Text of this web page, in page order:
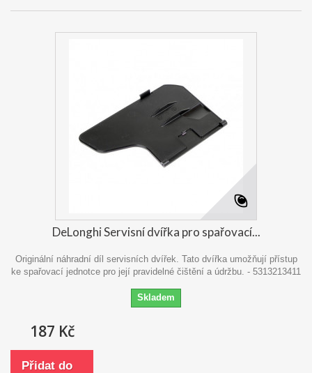
DeLonghi Servisní dvířka pro spařovací...
Originální náhradní díl servisních dvířek. Tato dvířka umožňují přístup
ke spařovací jednotce pro její pravidelné čištění a údržbu. - 5313213411
Skladem
187 Kč
Přidat do